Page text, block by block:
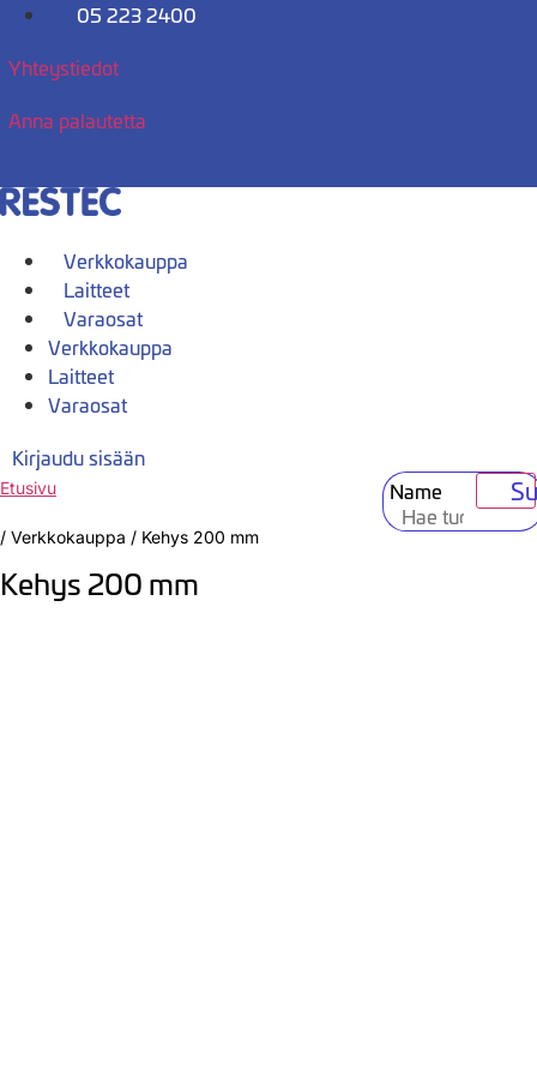
Mene
05 223 2400
Yhteystiedot
Anna palautetta
Verkkokauppa
Laitteet
Varaosat
Verkkokauppa
Laitteet
Varaosat
Kirjaudu sisään
Name
Etusivu
/ Verkkokauppa / Kehys 200 mm
Kehys 200 mm